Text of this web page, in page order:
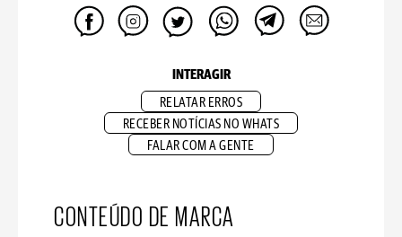
INTERAGIR
RELATAR ERROS
RECEBER NOTÍCIAS NO WHATS
FALAR COM A GENTE
CONTEÚDO DE MARCA